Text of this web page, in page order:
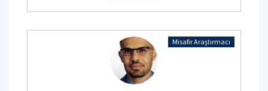
Misafir Araştırmacı